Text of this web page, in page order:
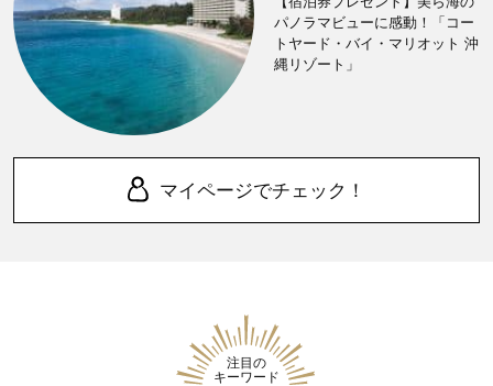
パノラマビューに感動！「コー
トヤード・バイ・マリオット 沖
縄リゾート」
マイページでチェック！
注目の
キーワード